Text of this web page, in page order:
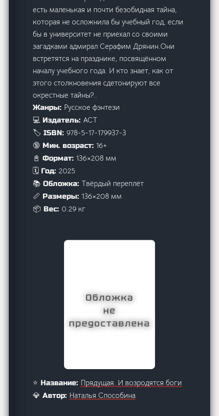
есть маленькая и почти безобидная тайна,
которая не осложнила бы учебный год, если
бы в университет не приехал со своими
загадками адмирал Серафим Дрянин.Они
встретятся на празднике, посвящённом
началу учебного года. И кто знает, как от
этого столкновения сдетонируют все
окрестные тайны?..
Жанры: Русское фэнтези
💻 Издатель:АСТ
🏷️ ISBN:978-5-17-179937-3
🔞 Мин. возраст:16+
📓 Формат:136×208 мм
🗓️ Год:2025
📚 Обложка:Твёрдый переплёт
📏 Размеры:136×208 мм
📦 Вес:0.29 кг
⭐ Название: Прядущая. И возродятся боги
💎 Автор: Наталья Способина